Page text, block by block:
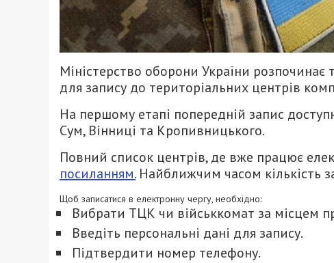
Міністерство оборони України розпочинає
для запису до територіальних центрів
На першому етапі попередній запис
Сум, Вінниці та Кропивницького.
Повний список центрів, де вже працює
посиланням.Найближчим часом кількість
Щоб записатися в електронну чергу, необхідно:
Вибрати ТЦК чи військкомат за місцем
Введіть персональні дані для запису.
Підтвердити номер телефону.